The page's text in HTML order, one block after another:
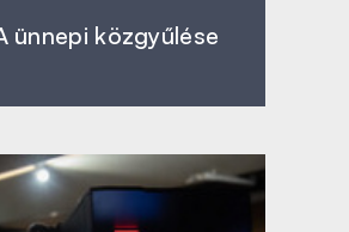
ünnepi közgyűlése